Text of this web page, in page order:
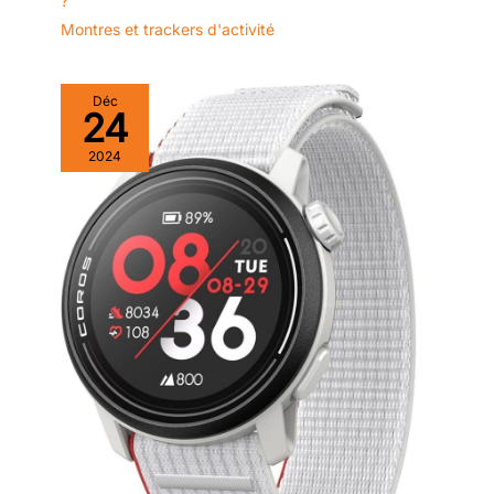
Montres et trackers d'activité
Déc
24
2024